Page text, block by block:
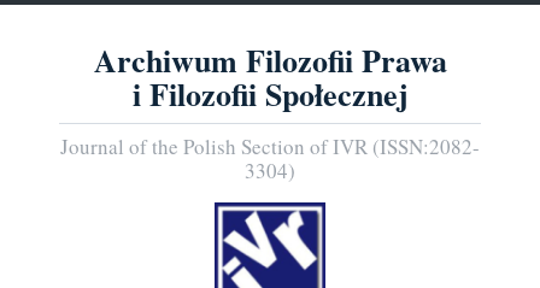
Archiwum Filozofii Prawa
i Filozofii Społecznej
Journal of the Polish Section of IVR (ISSN:2082-
3304)